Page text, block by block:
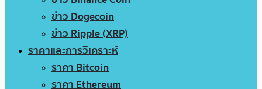
ข่าว Dogecoin
ข่าว Ripple (XRP)
ราคาและการวิเคราะห์
ราคา Bitcoin
ราคา Ethereum